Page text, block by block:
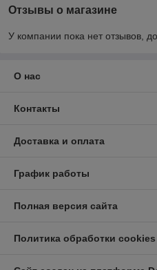
Обратиться
Ваш печатный аппарат
При этом этикетки
заявку в Корзине или
Отзывы о магазине
У компании пока нет отзывов,
О нас
Контакты
Доставка и оплата
График работы
Полная версия сайта
Политика обработки cookies